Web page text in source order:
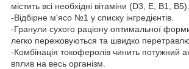
містить всі необхідні вітаміни (D3, E, B1, B5).
-Відбірне м'ясо №1 у списку інгредієнтів.
-Гранули сухого раціону оптимальної
легко пережовуються та швидко
-Комбінація токоферолів чинить потужний
вплив на весь організм.